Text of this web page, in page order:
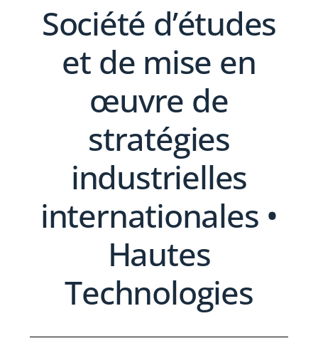
Société d’études
et de mise en
œuvre de
stratégies
industrielles
internationales •
Hautes
Technologies